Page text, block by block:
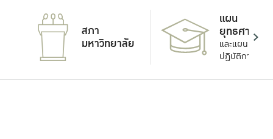
สภา
มหาวิทยาลัย
แผน
ยุทธศาสตร์
และแผน
ปฏิบัติการ